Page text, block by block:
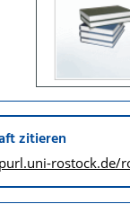
zitieren
rostock.de/